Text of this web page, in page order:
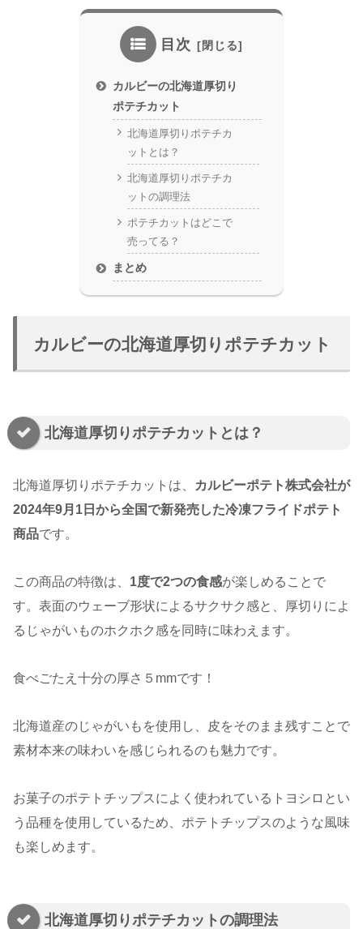
目次
カルビーの北海道厚切り
ポテチカット
北海道厚切りポテチカ
ットとは？
北海道厚切りポテチカ
ットの調理法
ポテチカットはどこで
売ってる？
まとめ
カルビーの北海道厚切りポテチカット
北海道厚切りポテチカットとは？
北海道厚切りポテチカットは、
カルビーポテト株式会社が
2024年9月1日から全国で新発売した冷凍フライドポテト
商品です。
この商品の特徴は、 1度で2つの食感が楽しめることで
す。表面のウェーブ形状によるサクサク感と、厚切りによ
るじゃがいものホクホク感を同時に味わえます。
食べごたえ十分の厚さ５mmです！
北海道産のじゃがいもを使用し、皮をそのまま残すことで
素材本来の味わいを感じられるのも魅力です。
お菓子のポテトチップスによく使われているトヨシロとい
う品種を使用しているため、ポテトチップスのような風味
も楽しめます。
北海道厚切りポテチカットの調理法